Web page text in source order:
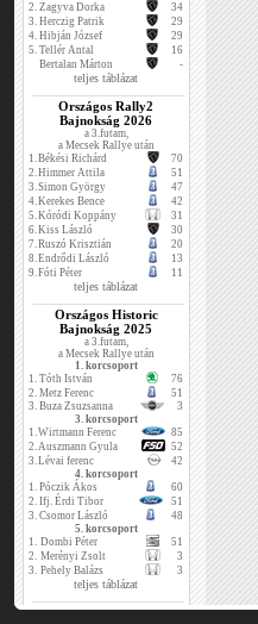
2. Zagyva Dorka
34
3. Herczig Patrik
29
4. Hibján József
29
5. Tellér Antal
16
Bertalan Márton
-
teljes táblázat
Országos Rally2
Bajnokság 2026
a 3.futam,
a Mecsek Rallye után
1.Békési Richárd
70
2.Himmer Attila
51
3.Simon György
47
4.Kerekes Bence
42
5.Kóródi Koppány
31
6.Kiss László
30
7.Ruszó Krisztián
20
8.Endrődi László
13
9.Fóti Péter 11
teljes táblázat
Országos Historic
Bajnokság 2025
a 3.futam,
a Mecsek Rallye után
1. korcsoport
1. Tóth István
76
2. Metz Ferenc
51
3. Buza Zsuzsanna
3
3. korcsoport
1.Wirtmann Ferenc
85
2.Auszmann Gyula
52
3.Lévai ferenc
42
4. korcsoport
1. Póczik Ákos
60
2. Ifj. Érdi Tibor
51
3. Csomor László
48
5. korcsoport
1. Dombi Péter
51
2. Merényi Zsolt
3
3. Pehely Balázs 3
teljes táblázat